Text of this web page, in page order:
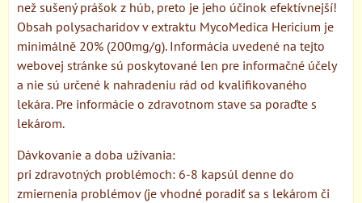
než sušený prášok z húb, preto je jeho účinok efektívnejší!
Obsah polysacharidov v extraktu MycoMedica Hericium je
minimálně 20% (200mg/g). Informácia uvedené na tejto
webovej stránke sú poskytované len pre informačné účely
a nie sú určené k nahradeniu rád od kvalifikovaného
lekára. Pre informácie o zdravotnom stave sa poraďte s
lekárom.
Dávkovanie a doba užívania:
pri zdravotných problémoch: 6-8 kapsúl denne do
zmiernenia problémov (je vhodné poradiť sa s lekárom či